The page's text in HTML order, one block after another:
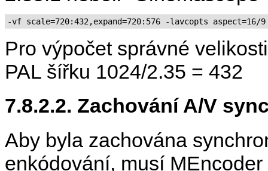
-vf scale=720:432,expand=720:576 -lavcopts aspect=16/9
Pro výpočet správné
PAL šířku 1024/2.35 = 432
7.8.2.2. Zachování A/V
Aby byla zachována
enkódování, musí MEncoder